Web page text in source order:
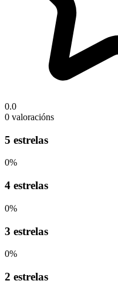
0.0
0 valoracións
5 estrelas
0%
4 estrelas
0%
3 estrelas
0%
2 estrelas